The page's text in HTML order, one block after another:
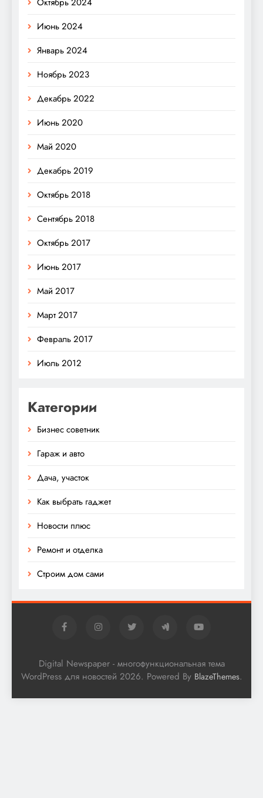
Июнь 2024
Январь 2024
Ноябрь 2023
Декабрь 2022
Июнь 2020
Май 2020
Декабрь 2019
Октябрь 2018
Сентябрь 2018
Октябрь 2017
Июнь 2017
Май 2017
Март 2017
Февраль 2017
Июль 2012
Категории
Бизнес советник
Гараж и авто
Дача, участок
Как выбрать гаджет
Новости плюс
Ремонт и отделка
Строим дом сами
Digital Newspaper - многофункциональная тема
WordPress для новостей 2026. Powered By BlazeThemes.